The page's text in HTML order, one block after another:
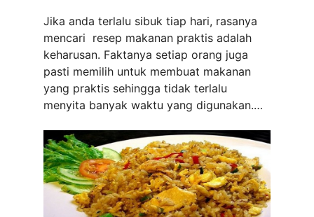
Jika anda terlalu sibuk tiap hari, rasanya
mencari resep makanan praktis adalah
keharusan. Faktanya setiap orang juga
pasti memilih untuk membuat makanan
yang praktis sehingga tidak terlalu
menyita banyak waktu yang digunakan.
anda coba di rumah. Berikut adalah reep
makanan yang praktis untuk Anda yang
sedang sibuk-sibuknya Telur ...Read more